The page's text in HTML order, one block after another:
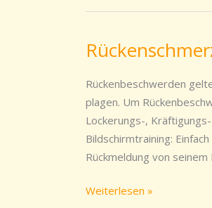
Rückenbeschwerden
plagen. Um
Lockerungs-,
Bildschirmtraining:
Rückmeldung von
Rückenschmerzen:
Bewegung
ins
Büro!
Weiterlesen »